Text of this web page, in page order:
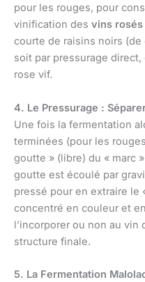
pour les rouges, pour
vinification des vins rosés
courte de raisins noirs
soit par pressurage
rose vif.
4. Le Pressurage :
Une fois la fermentation
terminées (pour les
goutte » (libre) du « marc
goutte est écoulé par
pressé pour en extraire le
concentré en couleur et
l’incorporer ou non au
structure finale.
5. La Fermentation